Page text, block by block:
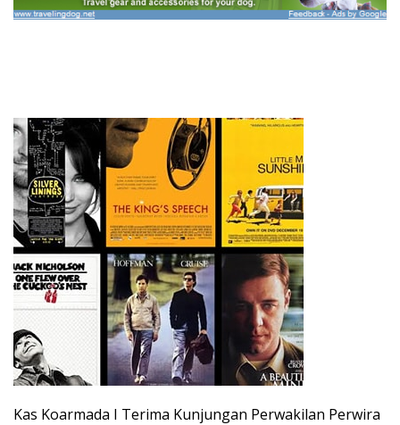
Kas Koarmada I Terima Kunjungan Perwakilan Perwira